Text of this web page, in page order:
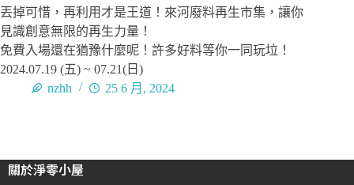
丟掉可惜，再利用才是王道！來河廢料再生市集，讓你
見識創意無限的再生力量！
免費入場還在猶豫什麼呢！許多好料等你一同玩垃！
2024.07.19 (五) ~ 07.21(日)
nzhh
25 6 月, 2024
關於淨零小屋